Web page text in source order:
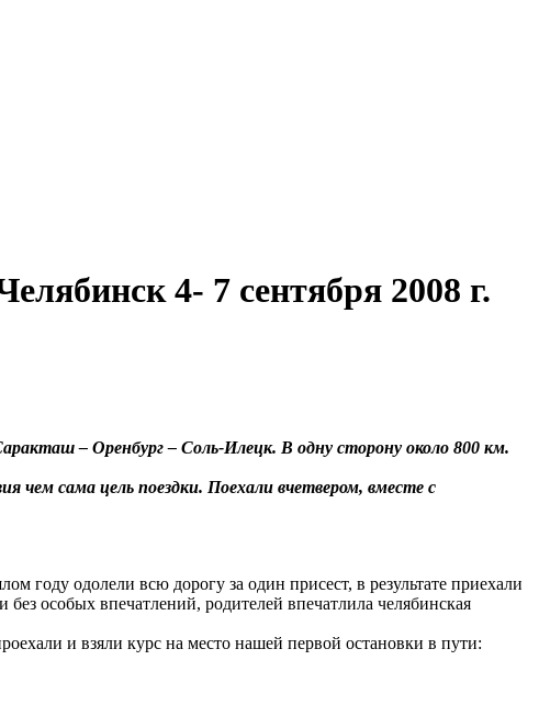
4- 7 сентября 2008 г.
– Оренбург – Соль-Илецк. В одну сторону около 800 км.
чем сама цель поездки. Поехали вчетвером, вместе с
году одолели всю дорогу за один присест, в результате приехали
особых впечатлений, родителей впечатлила челябинская
и взяли курс на место нашей первой остановки в пути: